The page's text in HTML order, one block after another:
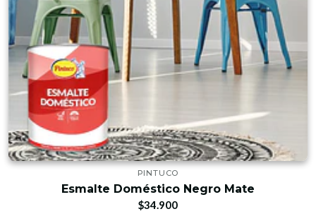
PINTUCO
Esmalte Doméstico Negro Mate
$34.900